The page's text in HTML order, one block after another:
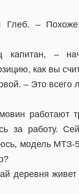
–
капитан, –
как вы
– Это всего
работают
за работу.
модель
деревня